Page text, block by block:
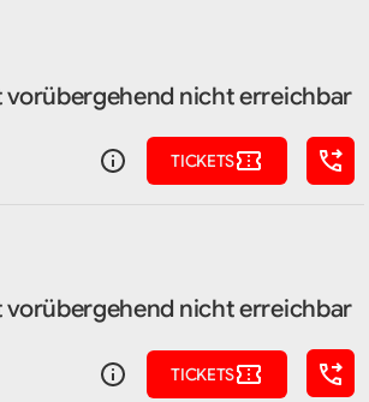
vorübergehend nicht erreichbar
TICKETS
vorübergehend nicht erreichbar
TICKETS